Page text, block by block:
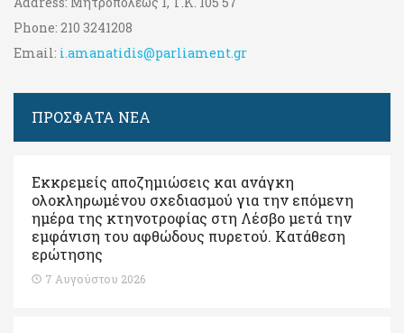
Phone: 210 3241208
Email: i.amanatidis@parliament.gr
ΠΡΟΣΦΑΤΑ ΝΕΑ
Εκκρεμείς αποζημιώσεις και ανάγκη
ολοκληρωμένου σχεδιασμού για την επόμενη
ημέρα της κτηνοτροφίας στη Λέσβο μετά την
εμφάνιση του αφθώδους πυρετού. Kατάθεση
ερώτησης
7 Αυγούστου 2026